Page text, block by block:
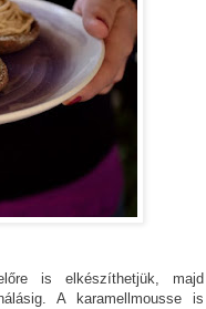
is elkészíthetjük, majd
A karamellmousse is